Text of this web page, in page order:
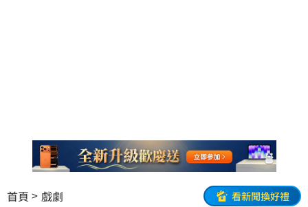
首頁 戲劇 看新聞換好禮